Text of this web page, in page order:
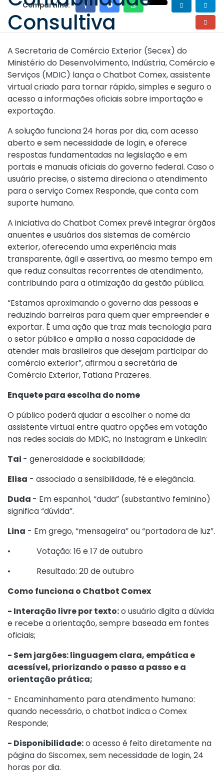
Compartilhe:
A Secretaria de Comércio Exterior (Secex) do
Ministério do Desenvolvimento, Indústria, Comércio e
Serviços (MDIC) lança o Chatbot Comex, assistente
virtual criado para tornar rápido, simples e seguro o
acesso a informações oficiais sobre importação e
exportação.
A solução funciona 24 horas por dia, com acesso
aberto e sem necessidade de login, e oferece
respostas fundamentadas na legislação e em
portais e manuais oficiais do governo federal. Caso o
usuário precise, o sistema direciona o atendimento
para o serviço Comex Responde, que conta com
suporte humano.
A iniciativa do Chatbot Comex prevê integrar órgãos
anuentes e usuários dos sistemas de comércio
exterior, oferecendo uma experiência mais
transparente, ágil e assertiva, ao mesmo tempo em
que reduz consultas recorrentes de atendimento,
contribuindo para a otimização da gestão pública.
“Estamos aproximando o governo das pessoas e
reduzindo barreiras para quem quer empreender e
exportar. É uma ação que traz mais tecnologia para
o setor público e amplia a nossa capacidade de
atender mais brasileiros que desejam participar do
comércio exterior”, afirmou a secretária de
Comércio Exterior, Tatiana Prazeres.
Enquete para escolha do nome
O público poderá ajudar a escolher o nome da
assistente virtual entre quatro opções em votação
nas redes sociais do MDIC, no Instagram e LinkedIn:
Tai - generosidade e sociabilidade;
Elisa - associado a sensibilidade, fé e elegância.
Duda - Em espanhol, “duda” (substantivo feminino)
significa “dúvida”.
Lina - Em grego, “mensageira” ou “portadora de luz”.
• Votação: 16 e 17 de outubro
• Resultado: 20 de outubro
Como funciona o Chatbot Comex
- Interação livre por texto:o usuário digita a dúvida
e recebe a orientação, sempre baseada em fontes
oficiais;
- Sem jargões: linguagem clara, empática e
acessível, priorizando o passo a passo e a
orientação prática;
- Encaminhamento para atendimento humano:
quando necessário, o chatbot indica o Comex
Responde;
- Disponibilidade:o acesso é feito diretamente na
página do Siscomex, sem necessidade de login, 24
horas por dia.